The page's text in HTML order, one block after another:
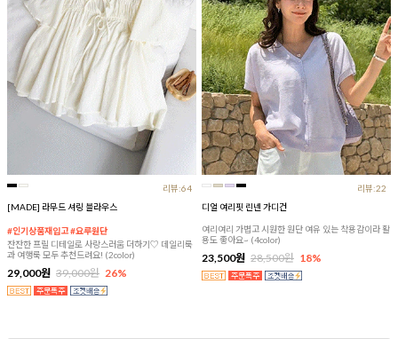
리뷰:64
[MADE] 라무드 셔링 블라우스
#인기상품재입고 #요루원단
잔잔한 프릴 디테일로 사랑스러움 더하기♡ 데일리룩
과 여행룩 모두 추천드려요! (2color)
29,000원 39,000원 26%
리뷰:22
디얼 여리핏 린넨 가디건
여리여리 가볍고 시원한 원단 여유 있는 착용감이라 활
용도 좋아요~ (4color)
23,500원 28,500원 18%